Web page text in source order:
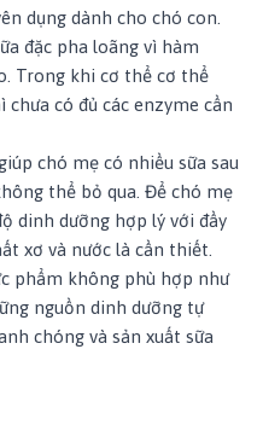
dụng dành cho chó con.
đặc pha loãng vì hàm
Trong khi cơ thể cơ thể
có đủ các enzyme cần
chó mẹ có nhiều sữa sau
thể bỏ qua. Để chó mẹ
dinh dưỡng hợp lý với đầy
xơ và nước là cần thiết.
phẩm không phù hợp như
nguồn dinh dưỡng tự
chóng và sản xuất sữa